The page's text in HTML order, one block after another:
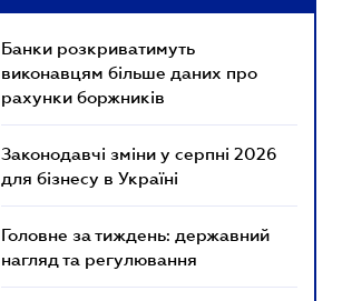
Банки розкриватимуть
виконавцям більше даних про
рахунки боржників
Законодавчі зміни у серпні 2026
для бізнесу в Україні
Головне за тиждень: державний
нагляд та регулювання